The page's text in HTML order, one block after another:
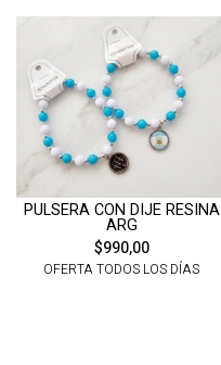
PULSERA CON DIJE RESINA
ARG
$990,00
OFERTA TODOS LOS DÍAS